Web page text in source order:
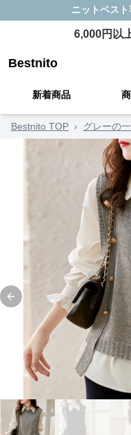
ニットベスト
6,000円以
Bestnito
新着商品
Bestnito TOP › グレーの
Previous slide